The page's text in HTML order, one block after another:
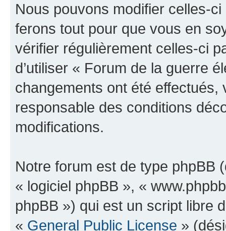
Nous pouvons modifier celles-
ferons tout pour que vous en
vérifier régulièrement celles-ci
d’utiliser « Forum de la guerre
changements ont été effectués,
responsable des conditions
modifications.
Notre forum est de type phpBB
« logiciel phpBB », «
phpBB ») qui est un script libre
« General Public License »